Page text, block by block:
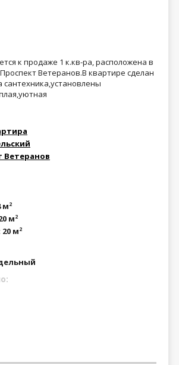
к продаже 1 к.кв-ра, расположена в
Ветеранов.В квартире сделан
Ветеранов
м2
м2
20 м2